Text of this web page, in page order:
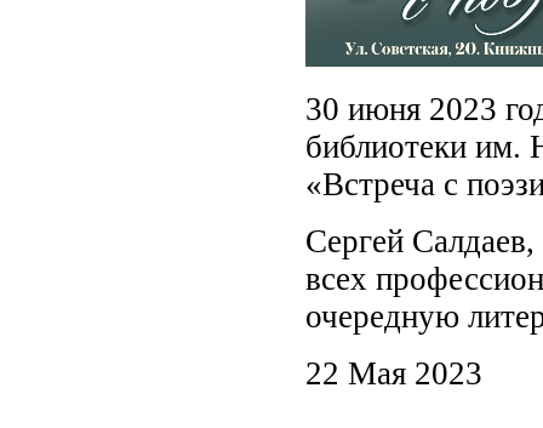
30 июня 2023
библиотеки им.
«Встреча с
Сергей
всех
очередную
22 Мая 2023